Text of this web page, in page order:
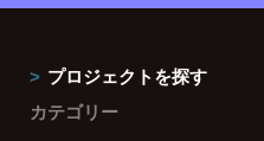
プロジェクトを探す
カテゴリー